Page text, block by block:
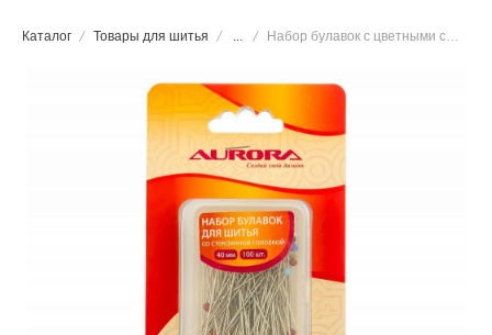
Каталог Товары для шитья ... Набор булавок с цветными стеклянными головками Aurora AU-40100